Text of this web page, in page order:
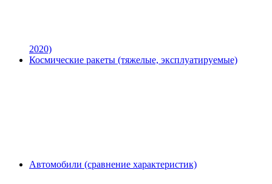
2020)
Космические ракеты (тяжелые, эксплуатируемые)
Автомобили (сравнение характеристик)